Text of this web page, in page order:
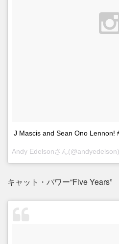
J Mascis and Sean Ono Lennon!
Andy Edelsonさん
キャット・パワー“Five Years”